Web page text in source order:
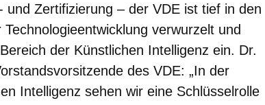
und Zertifizierung – der VDE ist tief in den
verwurzelt und
der Künstlichen Intelligenz ein. Dr.
des VDE: „In der
Intelligenz sehen wir eine Schlüsselrolle